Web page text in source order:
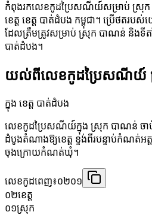
កំពុងរកលេខកូដប្រៃសណីយ៍សម្រាប់ ស្រុក
ខេត្ត ខេត្ត បាត់ដំបង កម្ពុជា។ ប្រើថត
ដែលត្រឹមត្រូវសម្រាប់ ស្រុក បាណន់ និងទីត
បាត់ដំបង។
យល់ពីលេខកូដប្រៃសណីយ៍
ក្នុង ខេត្ត បាត់ដំបង
លេខកូដប្រៃសណីយ៍ក្នុង ស្រុក បាណន់ ចាប់
ដំបូងតំណាងឱ្យខេត្ត ខ្ទង់ពីរបន្ទាប់កំណត់អ
ចុងក្រោយកំណត់ឃុំ។
លេខកូដពេញ៖០២០១
០២ខេត្ត
០១ស្រុក